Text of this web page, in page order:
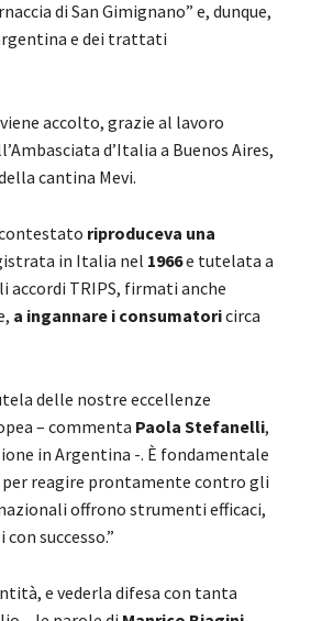
di San Gimignano” e, dunque,
e dei trattati
accolto, grazie al lavoro
d’Italia a Buenos Aires,
cantina Mevi.
riproduceva una
in Italia nel 1966e tutelata a
accordi TRIPS, firmati anche
a ingannare i consumatoricirca
delle nostre eccellenze
– commenta Paola Stefanelli,
in Argentina -. È fondamentale
reagire prontamente contro gli
offrono strumenti efficaci,
successo.”
e vederla difesa con tanta